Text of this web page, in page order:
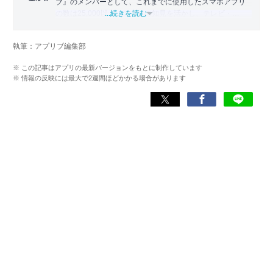
ブ』のメンバーとして、これまでに使用したスマホアプリ
の数は25,000以上。アプリの知見を活かし、テレビ・
化アプリの紹介）、TBS『サタプラ』（スマホライフが変
スマホアプリ）他
...続きを読む
執筆：アプリブ編集部
※ この記事はアプリの最新バージョンをもとに制作しています
※ 情報の反映には最大で2週間ほどかかる場合があります